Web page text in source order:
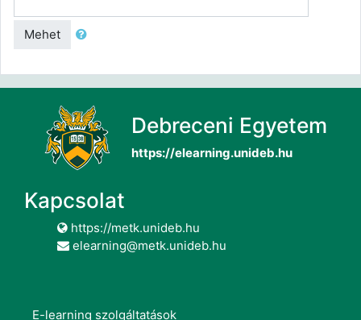
Mehet
Debreceni Egyetem
https://elearning.unideb.hu
Kapcsolat
https://metk.unideb.hu
elearning@metk.unideb.hu
E-learning szolgáltatások